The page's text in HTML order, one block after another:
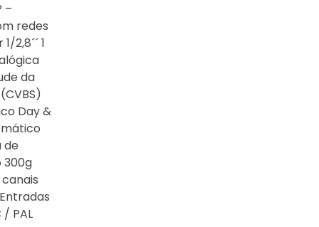
–
redes
2,8´´ 1
da
Day &
de
300g
/ PAL